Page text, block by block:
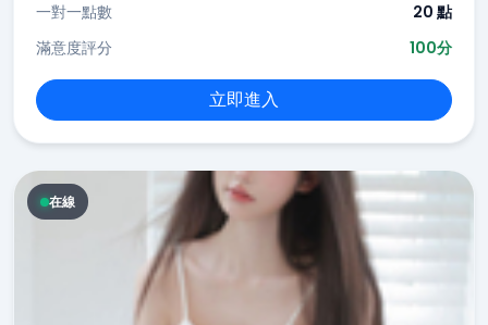
一對一點數
20 點
滿意度評分
100分
立即進入
在線